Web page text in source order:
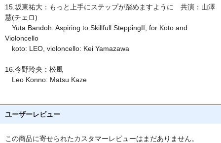
15.坂東祐大：もっと上手にステップが踏めますように 共演：山澤
慧(チェロ)
Yuta Bandoh: Aspiring to Skillfull SteppingII, for Koto and
Violoncello
koto: LEO, violoncello: Kei Yamazawa
16.今野玲央：松風
Leo Konno: Matsu Kaze
ユーザーレビュー
この商品に寄せられたカスタマーレビューはまだありません。